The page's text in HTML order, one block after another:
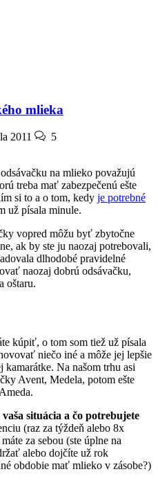
mlieka
2011 5
na mlieko považujú
treba mať zabezpečenú ešte
si to a o tom, kedy je potrebné
už písala minule.
vopred môžu byť zbytočne
ak by ste ju naozaj potrebovali,
dlhodobé pravidelné
naozaj dobrú odsávačku,
oštaru.
kúpiť, o tom som tiež už písala
niečo iné a môže jej lepšie
Na našom trhu asi
Avent, Medela, potom ešte
vaša situácia a čo potrebujete
(raz za týždeň alebo 8x
za sebou (ste úplne na
alebo dojčíte už rok
obdobie mať mlieko v zásobe?)